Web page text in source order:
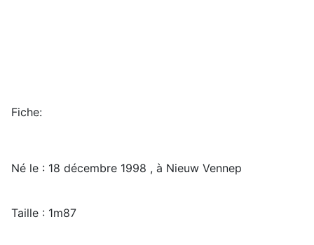
Fiche:
Né le : 18 décembre 1998 , à Nieuw Vennep
Taille : 1m87